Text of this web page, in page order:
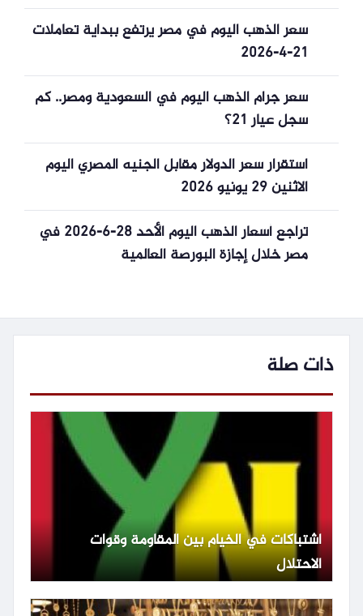
سعر الذهب اليوم في مصر يرتفع ببداية تعاملات
21-4-2026
سعر جرام الذهب اليوم في السعودية ومصر.. كم
سجل عيار 21؟
استقرار سعر الدولار مقابل الجنيه المصري اليوم
الاثنين 29 يونيو 2026
تراجع أسعار الذهب اليوم الأحد 28-6-2026 في
مصر خلال إجازة البورصة العالمية
ذات صلة
اشتباكات في الخيام بين المقاومة وقوات
الاحتلال